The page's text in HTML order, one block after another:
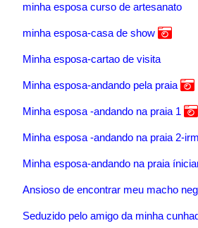
minha esposa curso de artesanato
minha esposa-casa de show
Minha esposa-cartao de visita
Minha esposa-andando pela praia
Minha esposa -andando na praia 1
Minha esposa -andando na praia 2-
Minha esposa-andando na praia
Ansioso de encontrar meu macho
Seduzido pelo amigo da minha